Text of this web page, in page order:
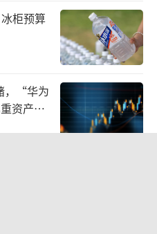
新院士重点聚焦合成
与医疗场景的深度融
了医疗机器人应用场
就“植入式机器人”这
想。
柜预算
，“华为
资产考